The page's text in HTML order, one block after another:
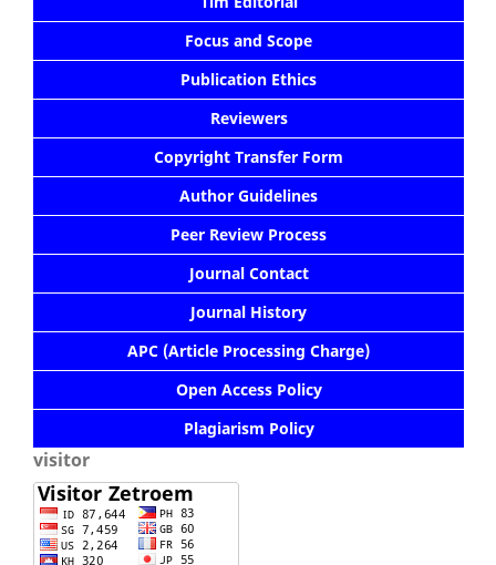
Focus and Scope
Publication Ethics
Reviewers
Copyright Transfer Form
Author Guidelines
Peer Review Process
Journal Contact
Journal History
APC (Article Processing Charge)
Open Access Policy
Plagiarism Policy
visitor